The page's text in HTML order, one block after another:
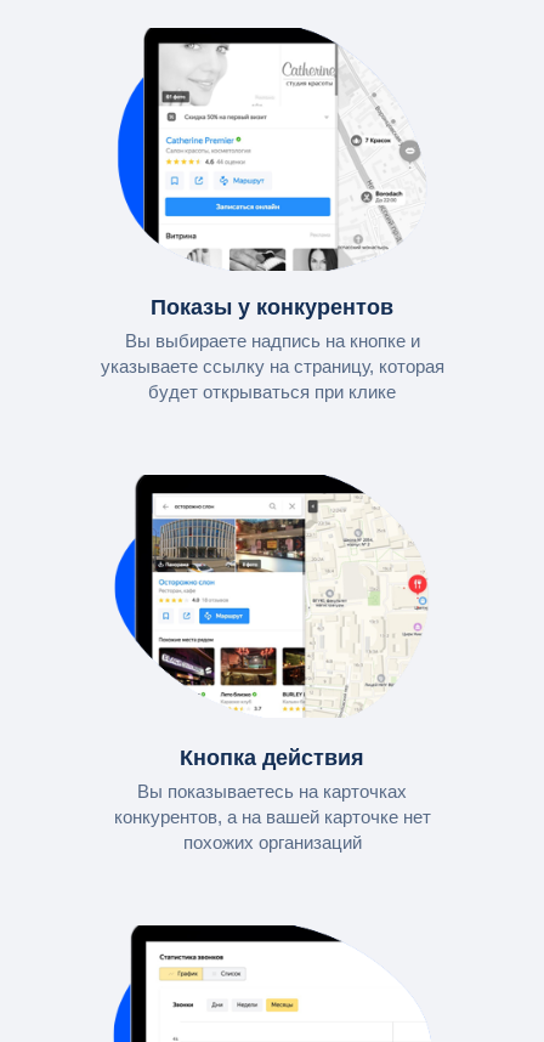
Кнопка действия
Вы выбираете надпись на кнопке и
указываете ссылку на страницу, которая
будет открываться при клике
Показы у конкурентов
Вы показываетесь на карточках
конкурентов, а на вашей карточке нет
похожих организаций